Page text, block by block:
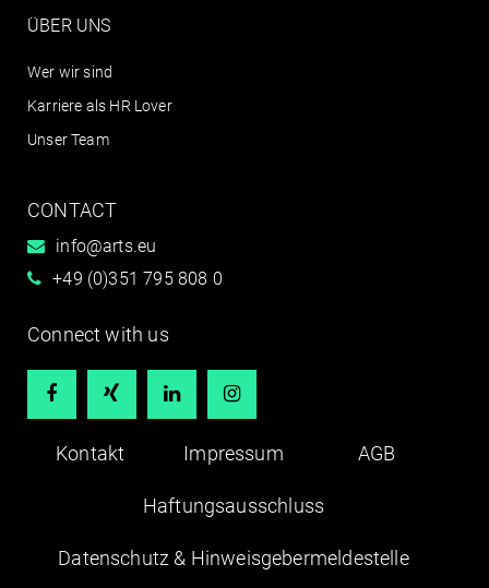
ÜBER UNS
Wer wir sind
Karriere als HR Lover
Unser Team
CONTACT
info@arts.eu
+49 (0)351 795 808 0
Connect with us
   
Kontakt Impressum AGB
Haftungsausschluss
Datenschutz & Hinweisgebermeldestelle